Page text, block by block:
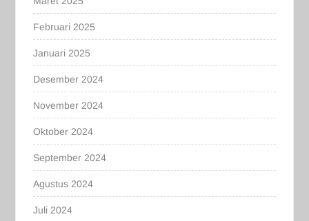
Februari 2025
Januari 2025
Desember 2024
November 2024
Oktober 2024
September 2024
Agustus 2024
Juli 2024